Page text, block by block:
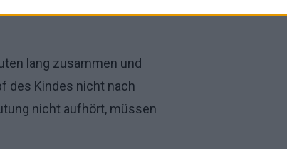
lang zusammen und
des Kindes nicht nach
nicht aufhört, müssen